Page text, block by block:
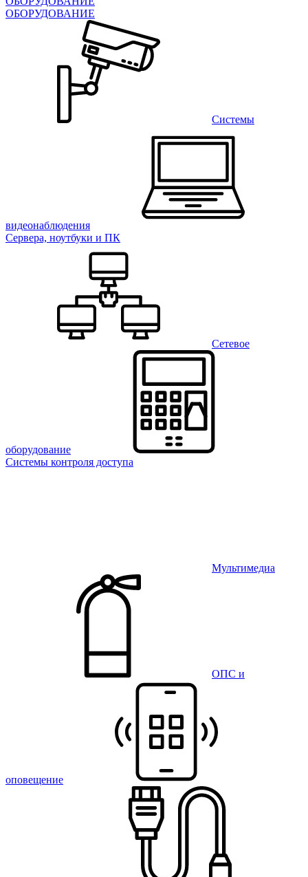
ОБОРУДОВАНИЕ
Системы
видеонаблюдения
Сервера, ноутбуки и ПК
Сетевое
оборудование
Системы контроля доступа
Мультимедиа
ОПС и
оповещение